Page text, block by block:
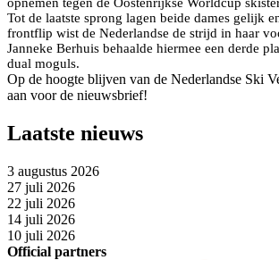
Tot de laatste sprong lagen beide dames gelijk
frontflip wist de Nederlandse de strijd in haar
Janneke Berhuis behaalde hiermee een derde
dual moguls.
Op de hoogte blijven van de Nederlandse Ski
aan voor de nieuwsbrief!
Laatste nieuws
3 augustus 2026
27 juli 2026
22 juli 2026
14 juli 2026
10 juli 2026
Official partners